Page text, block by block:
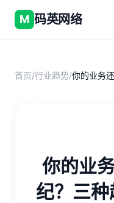
M 码英网络
首页/行业趋势/
你的业
纪？三